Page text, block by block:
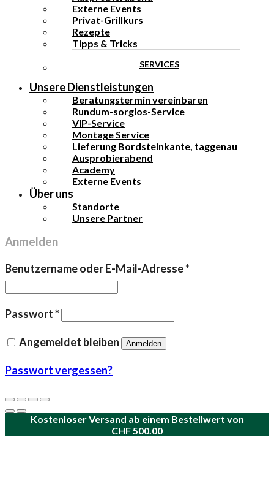
Externe Events
Privat-Grillkurs
Rezepte
Tipps & Tricks
SERVICES
Unsere Dienstleistungen
Beratungstermin vereinbaren
Rundum-sorglos-Service
VIP-Service
Montage Service
Lieferung Bordsteinkante, taggenau
Ausprobierabend
Academy
Externe Events
Über uns
Standorte
Unsere Partner
Anmelden
Benutzername oder E-Mail-Adresse*
Passwort*Erforderlich
Angemeldet bleiben Anmelden
Passwort vergessen?
Kostenloser Versand ab einem Bestellwert von
CHF500.00